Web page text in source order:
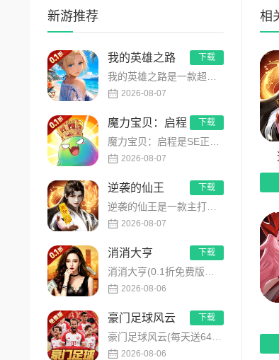
新游推荐
我的英雄之路
我的英雄之路是一款超人气动漫正版改编的0.1折高福利卡牌策略手游，以经典进击主题世界观为核心，高度还原原作剧...
2026-08-07
下载
魔力宝贝：启程
魔力宝贝：启程是SE正版授权放置回合卡牌RPG手游，复刻法兰王国经典剧情与Q版画风！融合离线挂机、自由转职、...
2026-08-07
下载
逆袭的仙王
逆袭的仙王是一款主打沉浸式剧情的东方仙侠多人角色扮演手游，打破传统凡人逆袭的老旧叙事，打造独树一帜的仙王回归...
2026-08-07
下载
消消大亨
消消大亨(0.1折免费版送6480)是一款现代商战题材模拟经营养成手游，创新建筑合成升级玩法，不肝不氪！玩家...
2026-08-06
下载
豪门足球风云
豪门足球风云(每天送648)是FIFPRO国际职业球员协会正版授权3D足球经理手游，搭载顶级动作捕捉技术，还...
2026-08-06
下载
相